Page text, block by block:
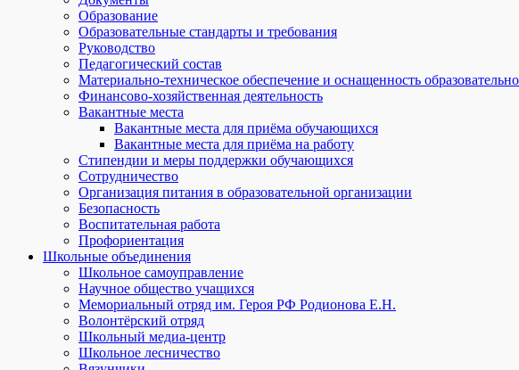
Образование
Образовательные стандарты и требования
Руководство
Педагогический состав
Материально-техническое обеспечение и оснащенность
Финансово-хозяйственная деятельность
Вакантные места
Вакантные места для приёма обучающихся
Вакантные места для приёма на работу
Стипендии и меры поддержки обучающихся
Сотрудничество
Организация питания в образовательной организации
Безопасность
Воспитательная работа
Профориентация
Школьные объединения
Школьное самоуправление
Научное общество учащихся
Мемориальный отряд им. Героя РФ Родионова Е.Н.
Волонтёрский отряд
Школьный медиа-центр
Школьное лесничество